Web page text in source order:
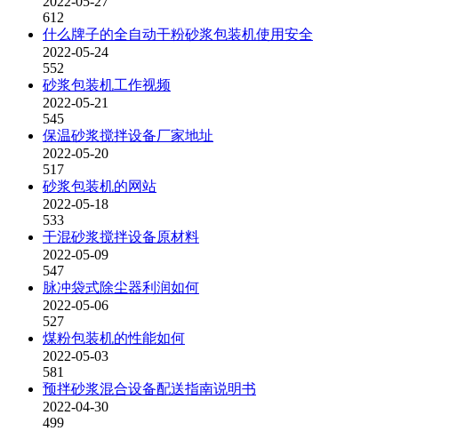
612
什么牌子的全自动干粉砂浆包装机使用安全
2022-05-24
552
砂浆包装机工作视频
2022-05-21
545
保温砂浆搅拌设备厂家地址
2022-05-20
517
砂浆包装机的网站
2022-05-18
533
干混砂浆搅拌设备原材料
2022-05-09
547
脉冲袋式除尘器利润如何
2022-05-06
527
煤粉包装机的性能如何
2022-05-03
581
预拌砂浆混合设备配送指南说明书
2022-04-30
499